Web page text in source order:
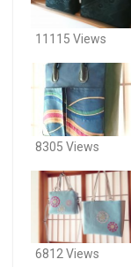
11115 Views
8305 Views
6812 Views